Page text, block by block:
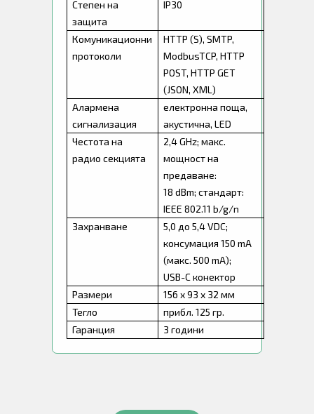
Степен на
защита
IP30
Комуникационни
протоколи
HTTP (S), SMTP,
ModbusTCP, HTTP
POST, HTTP GET
(JSON, XML)
Алармена
сигнализация
електронна поща,
акустична, LED
Честота на
радио секцията
2,4 GHz; макс.
мощност на
предаване:
18 dBm; стандарт:
IEEE 802.11 b/g/n
Захранване
5,0 до 5,4 VDC;
консумация 150 mA
(макс. 500 mA);
USB-C конектор
Размери
156 x 93 x 32 мм
Тегло
прибл. 125 гр.
Гаранция
3 години